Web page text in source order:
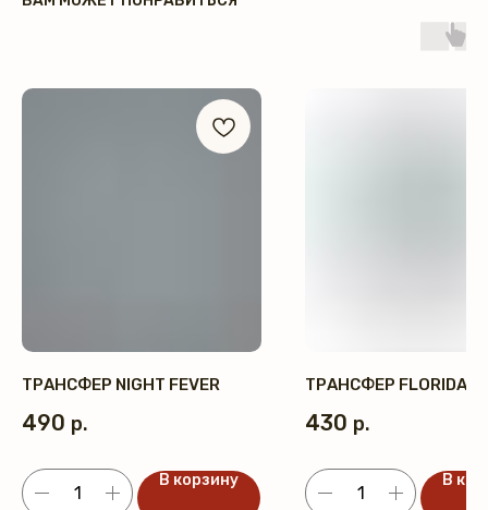
ТРАНСФЕР NIGHT FEVER
490 р.
В корзину
ТРАНСФЕР FLORIDA
430 р.
В